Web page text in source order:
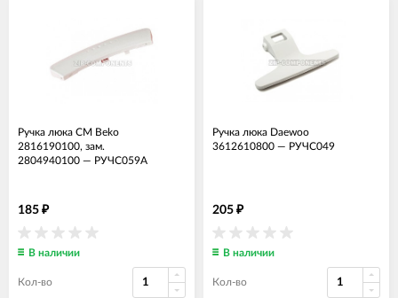
Ручка люка СМ Beko
2816190100, зам.
2804940100 — РУЧС059А
185 ₽
В наличии
Кол-во
Ручка люка Daewoo
3612610800 — РУЧС049
205 ₽
В наличии
Кол-во